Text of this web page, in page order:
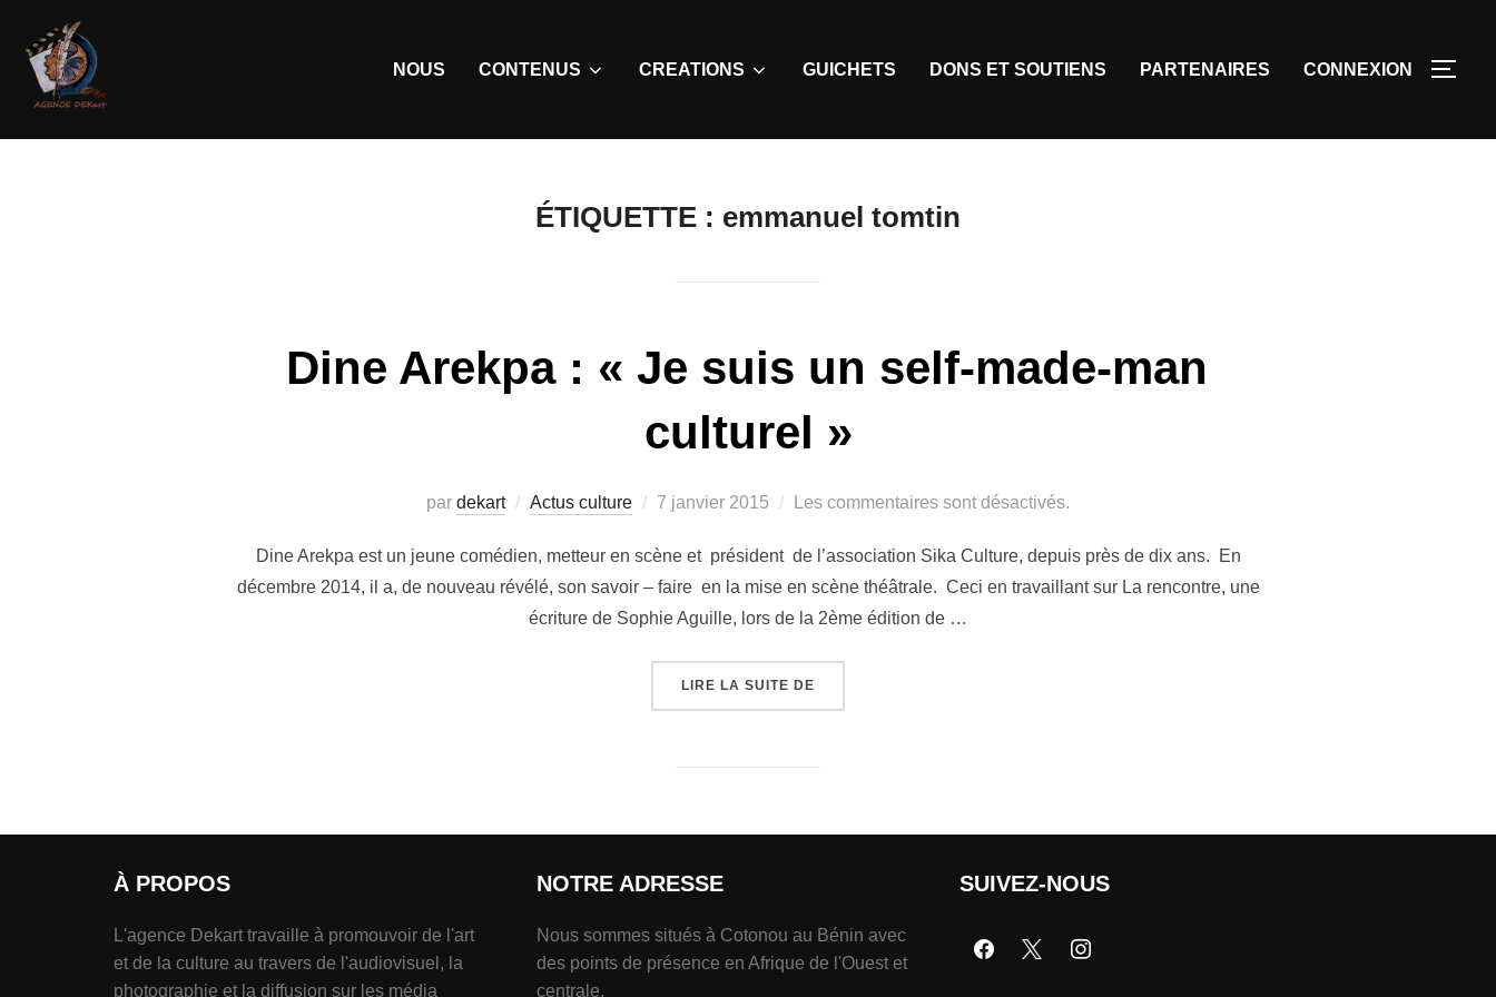
NOUS CONTENUS CREATIONS GUICHETS DONS ET SOUTIENS PARTENAIRES CONNEXION
ÉTIQUETTE : emmanuel tomtin
Dine Arekpa : « Je suis un self-made-man
culturel »
par dekart Actus culture 7 janvier 2015 Les commentaires sont désactivés.
Dine Arekpa est un jeune comédien, metteur en scène et président de l’association Sika Culture, depuis près de dix ans. En
décembre 2014, il a, de nouveau révélé, son savoir – faire en la mise en scène théâtrale. Ceci en travaillant sur La rencontre, une
écriture de Sophie Aguille, lors de la 2ème édition de …
LIRE LA SUITE DE
À PROPOS
L'agence Dekart travaille à promouvoir de l'art
et de la culture au travers de l'audiovisuel, la
photographie et la diffusion sur les média
NOTRE ADRESSE
Nous sommes situés à Cotonou au Bénin avec
des points de présence en Afrique de l'Ouest et
centrale.
SUIVEZ-NOUS